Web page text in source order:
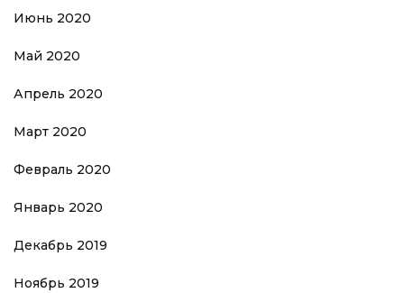
Июнь 2020
Май 2020
Апрель 2020
Март 2020
Февраль 2020
Январь 2020
Декабрь 2019
Ноябрь 2019